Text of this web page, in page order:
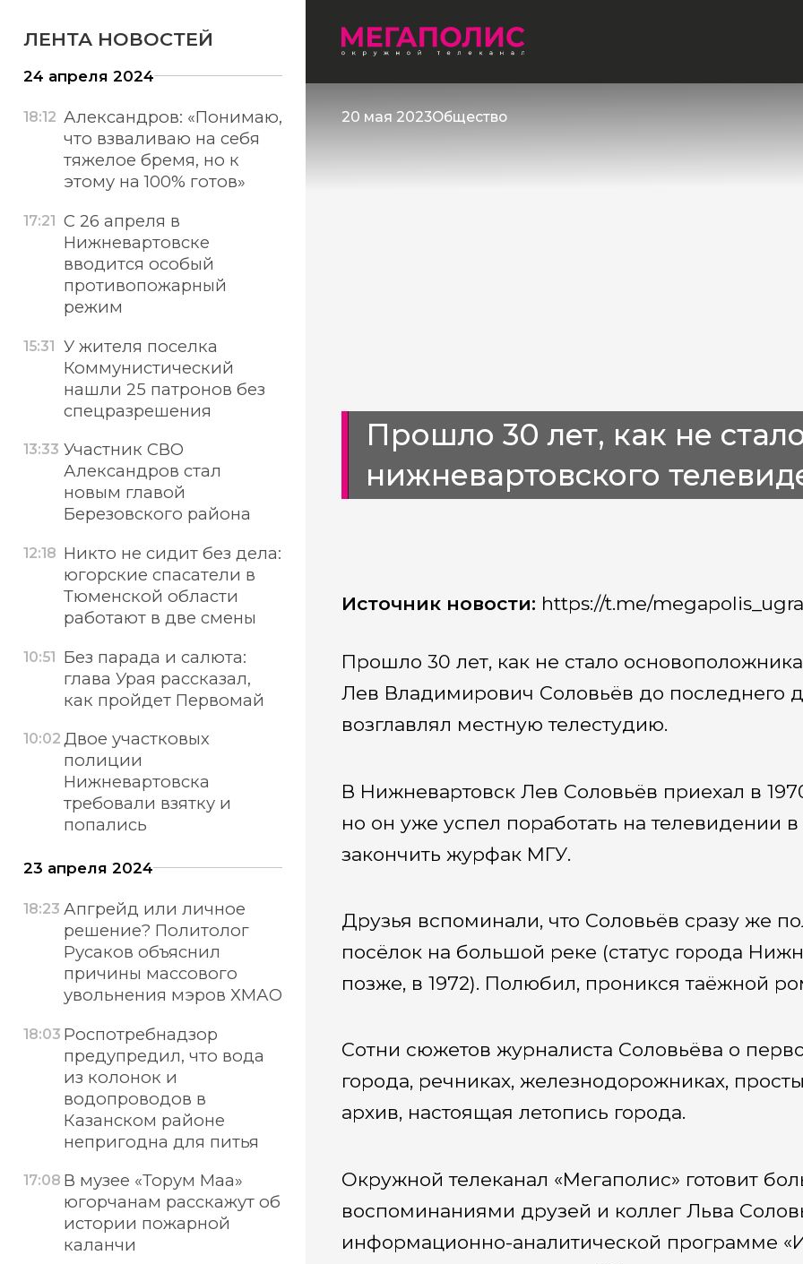
20 мая 2023Общество
Прошло 30 лет, как не
нижневартовского
Источник новости: https://t.me/
Прошло 30 лет, как не стало
Лев Владимирович Соловьёв до последнего
возглавлял местную телестудию.
В Нижневартовск Лев Соловьёв приехал в
но он уже успел поработать на телевидении
закончить журфак МГУ.
Друзья вспоминали, что Соловьёв сразу же
посёлок на большой реке (статус города
позже, в 1972). Полюбил, проникся таёжной
Сотни сюжетов журналиста Соловьёва о
города, речниках, железнодорожниках,
архив, настоящая летопись города.
Окружной телеканал «Мегаполис» готовит
воспоминаниями друзей и коллег Льва
информационно-аналитической программе
ЛЕНТА НОВОСТЕЙ
24 апреля 2024
18:12 Александров: «Понимаю,
что взваливаю на себя
тяжелое бремя, но к
этому на 100% готов»
17:21 С 26 апреля в
Нижневартовске
вводится особый
противопожарный
режим
15:31 У жителя поселка
Коммунистический
нашли 25 патронов без
спецразрешения
13:33 Участник СВО
Александров стал
новым главой
Березовского района
12:18 Никто не сидит без дела:
югорские спасатели в
Тюменской области
работают в две смены
10:51 Без парада и салюта:
глава Урая рассказал,
как пройдет Первомай
10:02 Двое участковых
полиции
Нижневартовска
требовали взятку и
попались
23 апреля 2024
18:23 Апгрейд или личное
решение? Политолог
Русаков объяснил
причины массового
увольнения мэров ХМАО
18:03 Роспотребнадзор
предупредил, что вода
из колонок и
водопроводов в
Казанском районе
непригодна для питья
17:08 В музее «Торум Маа»
югорчанам расскажут об
истории пожарной
каланчи